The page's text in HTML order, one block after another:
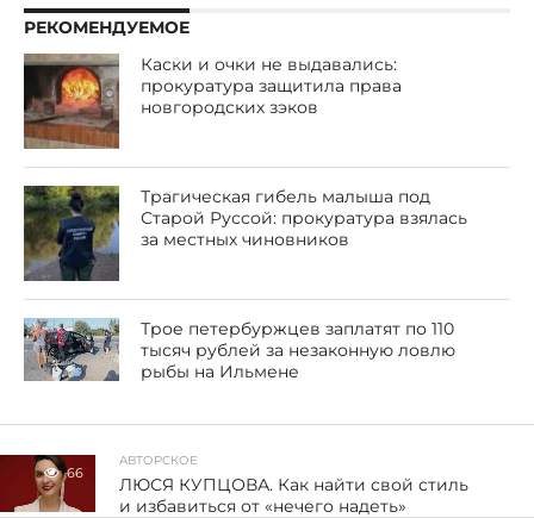
РЕКОМЕНДУЕМОЕ
Каски и очки не выдавались:
прокуратура защитила права
новгородских зэков
Трагическая гибель малыша под
Старой Руссой: прокуратура взялась
за местных чиновников
Трое петербуржцев заплатят по 110
тысяч рублей за незаконную ловлю
рыбы на Ильмене
66
АВТОРСКОЕ
ЛЮСЯ КУПЦОВА. Как найти свой стиль
и избавиться от «нечего надеть»